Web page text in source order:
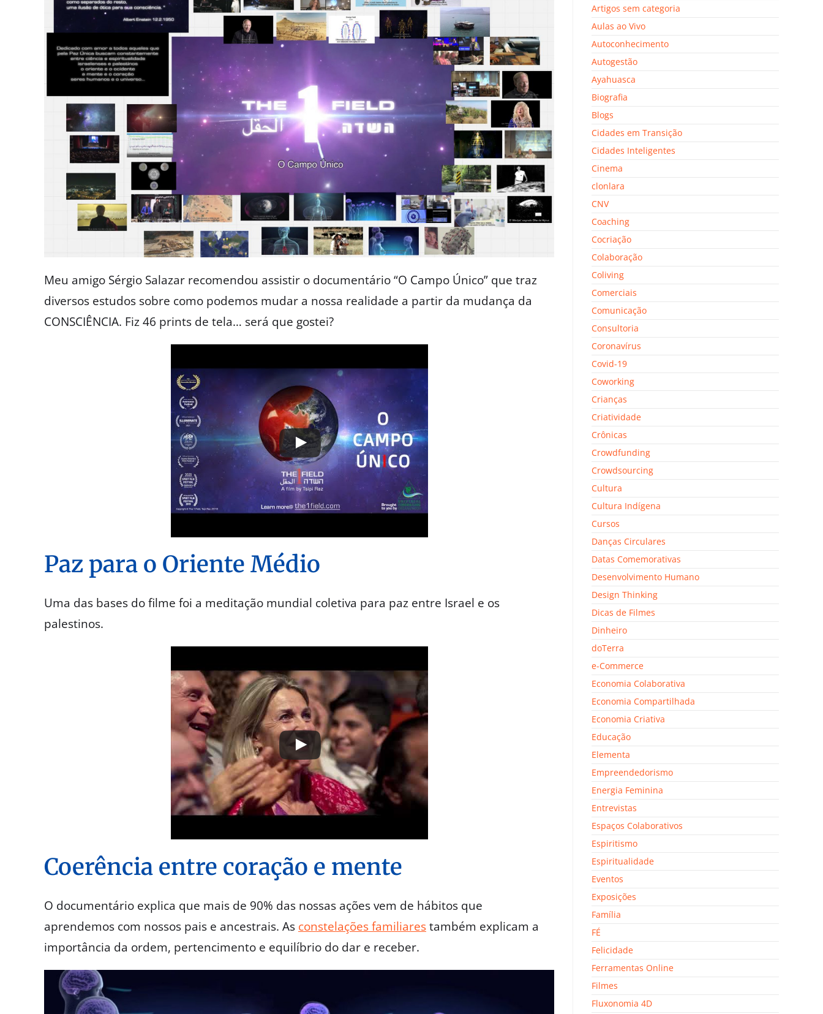
Meu amigo Sérgio Salazar recomendou assistir o documentário “O Campo Único” que traz
diversos estudos sobre como podemos mudar a nossa realidade a partir da mudança da
CONSCIÊNCIA. Fiz 46 prints de tela… será que gostei?
Paz para o Oriente Médio
Uma das bases do filme foi a meditação mundial coletiva para paz entre Israel e os
palestinos.
Coerência entre coração e mente
O documentário explica que mais de 90% das nossas ações vem de hábitos que
aprendemos com nossos pais e ancestrais. As constelações familiarestambém explicam a
importância da ordem, pertencimento e equilíbrio do dar e receber.
Artigos sem categoria
Aulas ao Vivo
Autoconhecimento
Autogestão
Ayahuasca
Biografia
Blogs
Cidades em Transição
Cidades Inteligentes
Cinema
clonlara
CNV
Coaching
Cocriação
Colaboração
Coliving
Comerciais
Comunicação
Consultoria
Coronavírus
Covid-19
Coworking
Crianças
Criatividade
Crônicas
Crowdfunding
Crowdsourcing
Cultura
Cultura Indígena
Cursos
Danças Circulares
Datas Comemorativas
Desenvolvimento Humano
Design Thinking
Dicas de Filmes
Dinheiro
doTerra
e-Commerce
Economia Colaborativa
Economia Compartilhada
Economia Criativa
Educação
Elementa
Empreendedorismo
Energia Feminina
Entrevistas
Espaços Colaborativos
Espiritismo
Espiritualidade
Eventos
Exposições
Família
FÉ
Felicidade
Ferramentas Online
Filmes
Fluxonomia 4D